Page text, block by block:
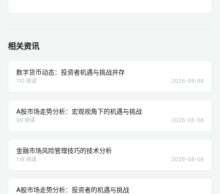
相关资讯
数字货币动态：投资者机遇与挑战并存
110 阅读 2026-08-08
A股市场走势分析：宏观视角下的机遇与挑战
96 阅读 2026-08-08
金融市场风险管理技巧的技术分析
118 阅读 2026-08-08
A股市场走势分析：投资者的机遇与挑战